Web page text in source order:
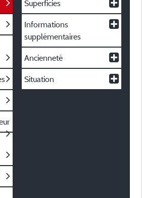
Superficies
Informations
supplémentaires
Ancienneté
Situation